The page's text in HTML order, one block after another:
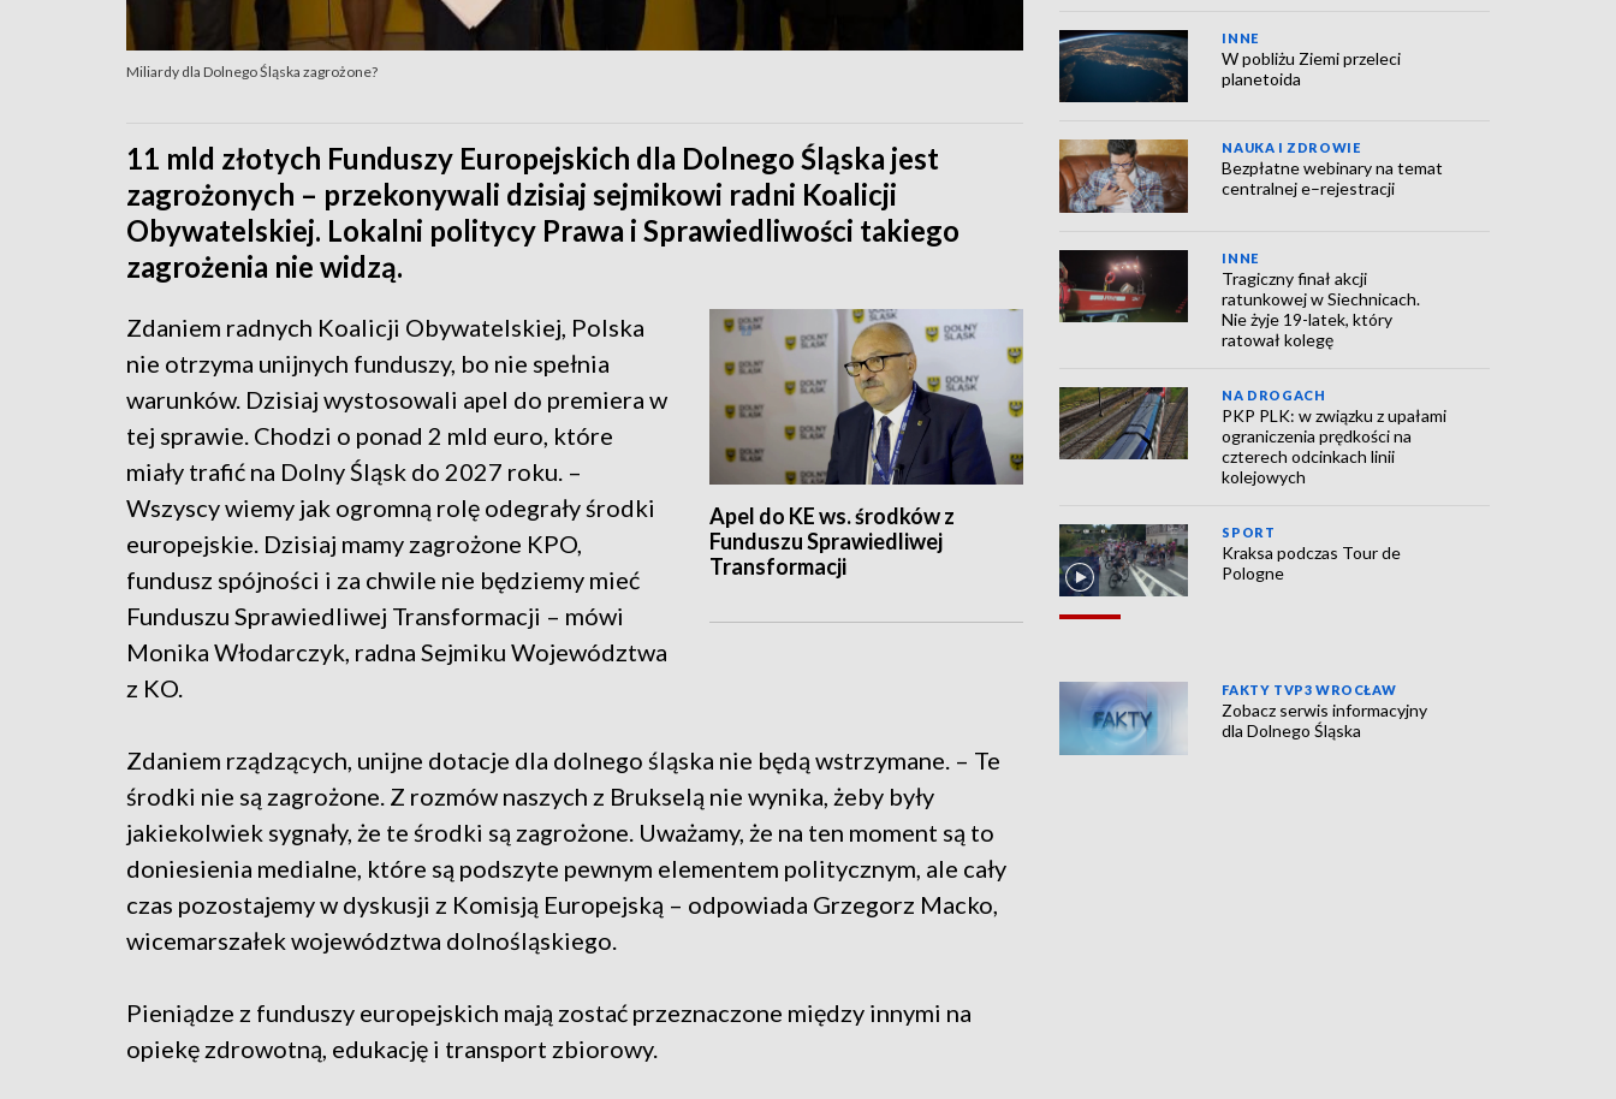
Miliardy dla Dolnego Śląska zagrożone?
11 mld złotych Funduszy Europejskich dla Dolnego Śląska jest
zagrożonych – przekonywali dzisiaj sejmikowi radni Koalicji
Obywatelskiej. Lokalni politycy Prawa i Sprawiedliwości takiego
zagrożenia nie widzą.
Apel do KE ws. środków z
Funduszu Sprawiedliwej
Transformacji
Zdaniem radnych Koalicji Obywatelskiej, Polska
nie otrzyma unijnych funduszy, bo nie spełnia
warunków. Dzisiaj wystosowali apel do premiera w
tej sprawie. Chodzi o ponad 2 mld euro, które
miały trafić na Dolny Śląsk do 2027 roku. –
Wszyscy wiemy jak ogromną rolę odegrały środki
europejskie. Dzisiaj mamy zagrożone KPO,
fundusz spójności i za chwile nie będziemy mieć
Funduszu Sprawiedliwej Transformacji – mówi
Monika Włodarczyk, radna Sejmiku Województwa
z KO.
Zdaniem rządzących, unijne dotacje dla dolnego śląska nie będą wstrzymane. – Te
środki nie są zagrożone. Z rozmów naszych z Brukselą nie wynika, żeby były
jakiekolwiek sygnały, że te środki są zagrożone. Uważamy, że na ten moment są to
doniesienia medialne, które są podszyte pewnym elementem politycznym, ale cały
czas pozostajemy w dyskusji z Komisją Europejską – odpowiada Grzegorz Macko,
wicemarszałek województwa dolnośląskiego.
Pieniądze z funduszy europejskich mają zostać przeznaczone między innymi na
opiekę zdrowotną, edukację i transport zbiorowy.
INNE
W pobliżu Ziemi przeleci
planetoida
NAUKA I ZDROWIE
Bezpłatne webinary na temat
centralnej e–rejestracji
INNE
Tragiczny finał akcji
ratunkowej w Siechnicach.
Nie żyje 19-latek, który
ratował kolegę
NA DROGACH
PKP PLK: w związku z upałami
ograniczenia prędkości na
czterech odcinkach linii
kolejowych
SPORT
Kraksa podczas Tour de
Pologne
FAKTY TVP3 WROCŁAW
Zobacz serwis informacyjny
dla Dolnego Śląska